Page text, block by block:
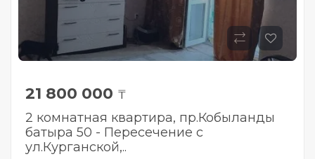
21 800 000 ₸
2 комнатная квартира, пр.Кобыланды
батыра 50 - Пересечение с
ул.Курганской,..